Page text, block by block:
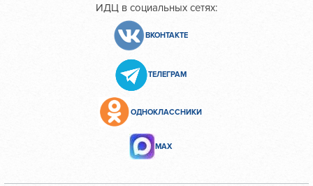
ИДЦ в социальных сетях:
ВКОНТАКТЕ
ТЕЛЕГРАМ
ОДНОКЛАССНИКИ
МАХ